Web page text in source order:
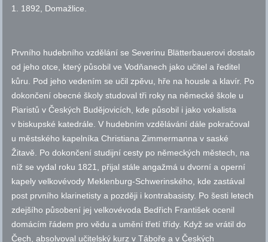
1. 1892, Domažlice.
Prvního hudebního vzdělání se Severinu Blätterbauerovi dostalo
od jeho otce, který působil ve Vodňanech jako učitel a ředitel
kůru. Pod jeho vedením se učil zpěvu, hře na housle a klavír. Po
dokončení obecné školy studoval tři roky na německé škole u
Piaristů v Českých Budějovicích, kde působil i jako vokalista
v biskupské katedrále. V hudebním vzdělávání dále pokračoval
u městského kapelníka Christiana Zimmermanna v saské
Žitavě. Po dokončení studijní cesty po německých městech, na
níž se vydal roku 1821, přijal stále angažmá u dvorní a operní
kapely velkovévody Meklenburg-Schwerinského, kde zastával
post prvního klarinetisty a později i kontrabasisty. Po šesti letech
zdejšího působení jej velkovévoda Bedřich František ocenil
domácím řádem pro vědu a umění třetí třídy. Když se vrátil do
Čech, absolvoval učitelský kurz v Táboře a v Českých